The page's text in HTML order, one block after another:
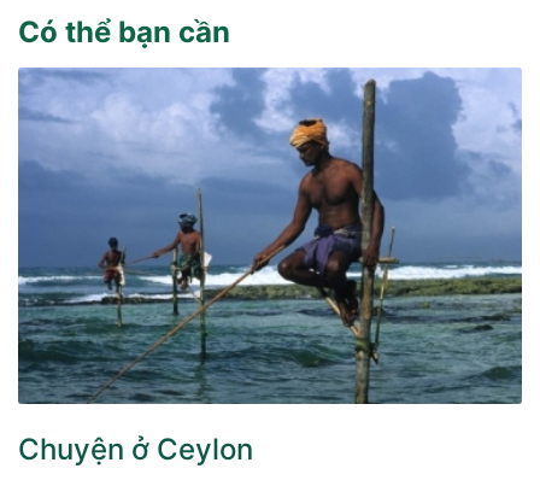
Có thể bạn cần
Chuyện ở Ceylon